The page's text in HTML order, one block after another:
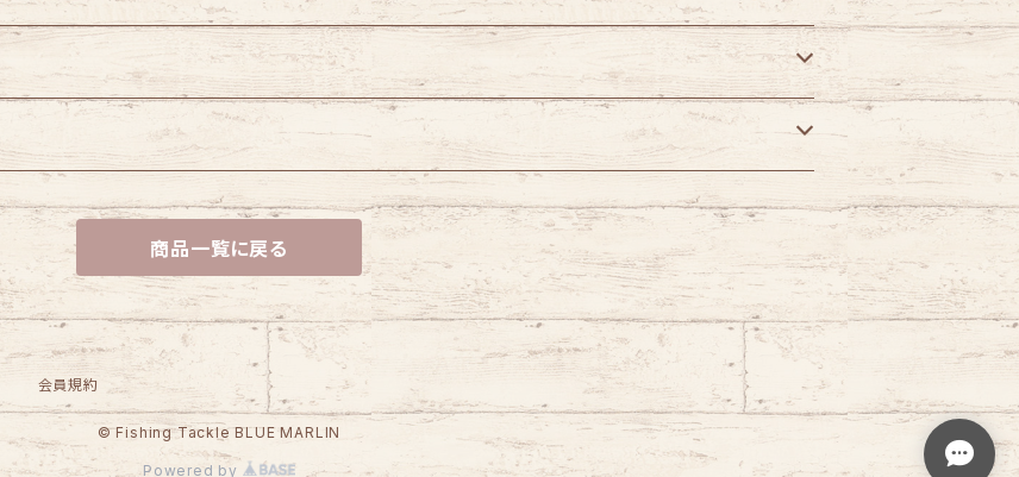
商品一覧に戻る
会員規約
© Fishing Tackle BLUE MARLIN
Powered by